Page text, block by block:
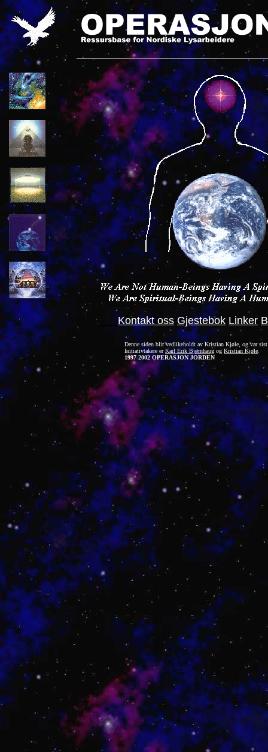
Kontakt oss Gjestebok Linker
Denne siden blir vedlikeholdt av Kristian Kjøle, og var
Initiativtakere erKarl Erik Bjørnhaugog Kristian Kjøle
1997-2002 OPERASJON JORDEN